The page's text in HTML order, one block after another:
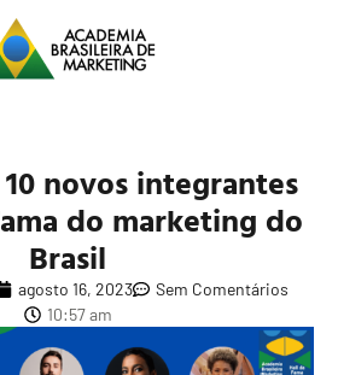
novos integrantes
do marketing do
Brasil
agosto 16, 2023
Sem Comentários
10:57 am